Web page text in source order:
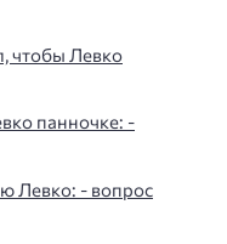
чтобы Левко
панночке: -
Левко: - вопрос